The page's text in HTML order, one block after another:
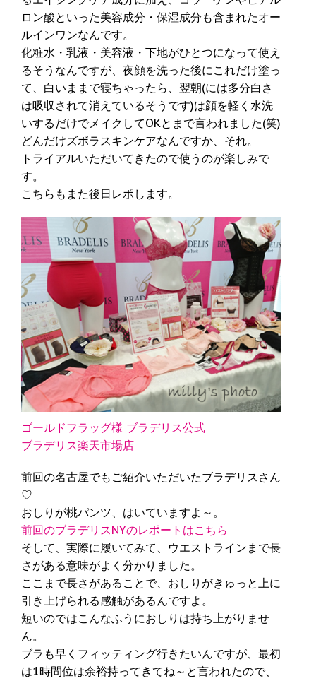
ロン酸といった美容成分・保湿成分も含まれたオー
ルインワンなんです。
化粧水・乳液・美容液・下地がひとつになって使え
るそうなんですが、夜顔を洗った後にこれだけ塗っ
て、白いままで寝ちゃったら、翌朝(には多分白さ
は吸収されて消えているそうです)は顔を軽く水洗
いするだけでメイクしてOKとまで言われました(笑)
どんだけズボラスキンケアなんですか、それ。
トライアルいただいてきたので使うのが楽しみで
す。
こちらもまた後日レポします。
ゴールドフラッグ様 ブラデリス公式
ブラデリス楽天市場店
前回の名古屋でもご紹介いただいたブラデリスさん
♡
おしりが桃パンツ、はいていますよ～。
前回のブラデリスNYのレポートはこちら
そして、実際に履いてみて、ウエストラインまで長
さがある意味がよく分かりました。
ここまで長さがあることで、おしりがきゅっと上に
引き上げられる感触があるんですよ。
短いのではこんなふうにおしりは持ち上がりませ
ん。
ブラも早くフィッティング行きたいんですが、最初
は1時間位は余裕持ってきてね～と言われたので、